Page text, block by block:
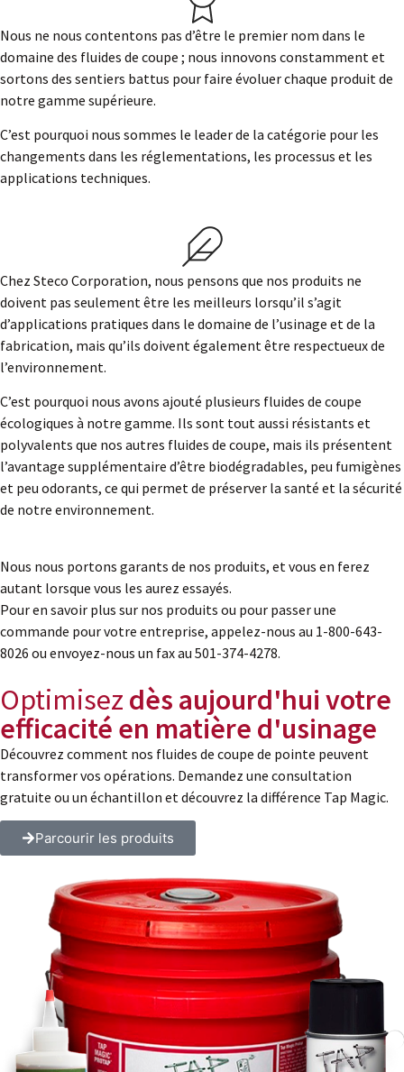
Nous ne nous contentons pas d’être le premier nom dans le
domaine des fluides de coupe ; nous innovons constamment et
sortons des sentiers battus pour faire évoluer chaque produit de
notre gamme supérieure.
C’est pourquoi nous sommes le leader de la catégorie pour les
changements dans les réglementations, les processus et les
applications techniques.
Chez Steco Corporation, nous pensons que nos produits ne
doivent pas seulement être les meilleurs lorsqu’il s’agit
d’applications pratiques dans le domaine de l’usinage et de la
fabrication, mais qu’ils doivent également être respectueux de
l’environnement.
C’est pourquoi nous avons ajouté plusieurs fluides de coupe
écologiques à notre gamme. Ils sont tout aussi résistants et
polyvalents que nos autres fluides de coupe, mais ils présentent
l’avantage supplémentaire d’être biodégradables, peu fumigènes
et peu odorants, ce qui permet de préserver la santé et la sécurité
de notre environnement.
Nous nous portons garants de nos produits, et vous en ferez
autant lorsque vous les aurez essayés.
Pour en savoir plus sur nos produits ou pour passer une
commande pour votre entreprise, appelez-nous au 1-800-643-
8026 ou envoyez-nous un fax au 501-374-4278.
Optimisez dès aujourd'hui votre
efficacité en matière d'usinage
Découvrez comment nos fluides de coupe de pointe peuvent
transformer vos opérations. Demandez une consultation
gratuite ou un échantillon et découvrez la différence Tap Magic.
Parcourir les produits